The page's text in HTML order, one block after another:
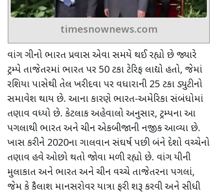
timesnownews.com
વાંગ ગીનો ભારત પ્રવાસ એવા સમયે થઈ રહ્યો છે જ્યારે
ટ્રમ્પે તાજેતરમાં ભારત પર 50 ટકા ટેરિફ લાદ્યો હતો, જેમાં
રશિયા પાસેથી તેલ ખરીદવા પર વધારાની 25 ટકા ડ્યુટીનો
સમાવેશ થાય છે. આના કારણે ભારત-અમેરિકા સંબંધોમાં
તણાવ વધ્યો છે. કેટલાક અહેવાલો અનુસાર, ટ્રમ્પના આ
પગલાથી ભારત અને ચીન એકબીજાની નજીક આવ્યા છે.
ખાસ કરીને 2020ના ગાલવાન સંઘર્ષ પછી બંને દેશો વચ્ચેનો
તણાવ હવે ઓછો થતો જોવા મળી રહ્યો છે. વાંગ યીની
મુલાકાત અને ભારત અને ચીન વચ્ચે તાજેતરના પગલાં,
જેમ કે કૈલાશ માનસરોવર યાત્રા ફરી શરૂ કરવી અને સીધી